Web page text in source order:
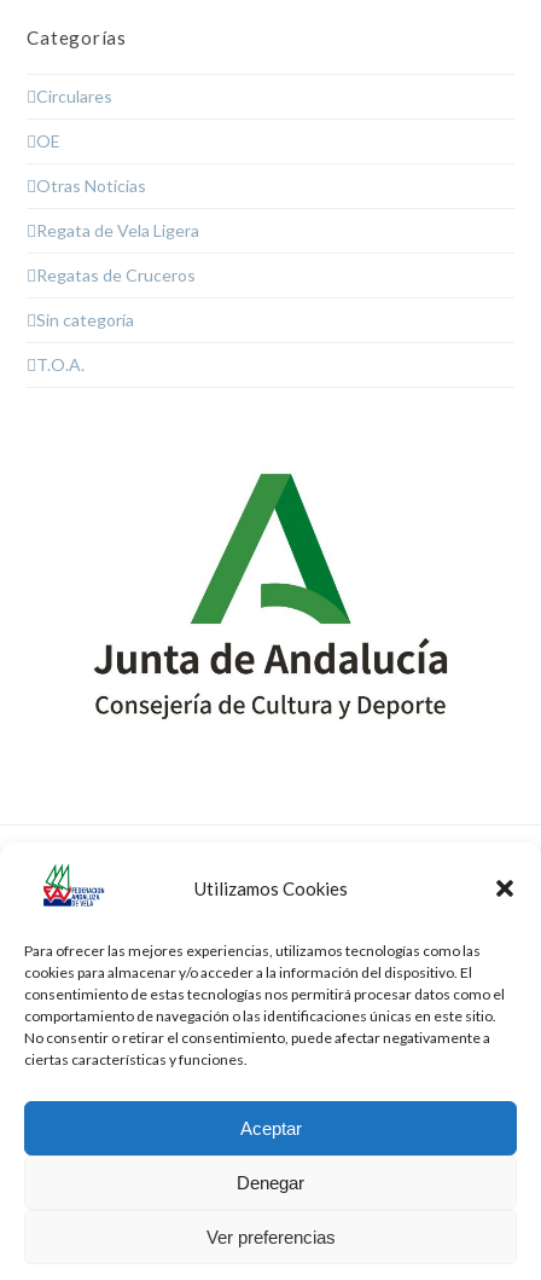
Utilizamos Cookies
Para ofrecer las mejores experiencias, utilizamos tecnologías como las
cookies para almacenar y/o acceder a la información del dispositivo. El
consentimiento de estas tecnologías nos permitirá procesar datos como el
comportamiento de navegación o las identificaciones únicas en este sitio.
No consentir o retirar el consentimiento, puede afectar negativamente a
ciertas características y funciones.
Aceptar
Denegar
Ver preferencias
Categorías
Circulares
OE
Otras Noticias
Regata de Vela Ligera
Regatas de Cruceros
Sin categoría
T.O.A.
previous
XXXII Fiesta del
Deporte de
next
de Clubes y Fiesta de la Vela Andaluza
Todos los derechos reservados -Privacidad